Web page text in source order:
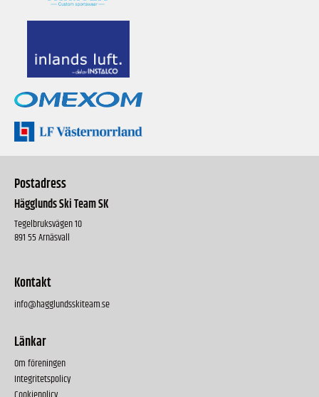
Postadress
Hägglunds Ski Team SK
Tegelbruksvägen 10
891 55 Arnäsvall
Kontakt
info@hagglundsskiteam.se
Länkar
Om föreningen
Integritetspolicy